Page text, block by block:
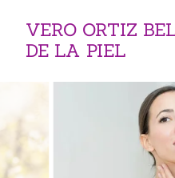
VERO ORTIZ
DE LA PIEL